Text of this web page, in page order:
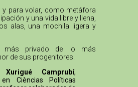
y para volar, como metáfora
y una vida libre y llena,
alas, una mochila ligera y
más privado de lo más
de sus progenitores.
Xurigué Camprubí,
Cièncias Políticas